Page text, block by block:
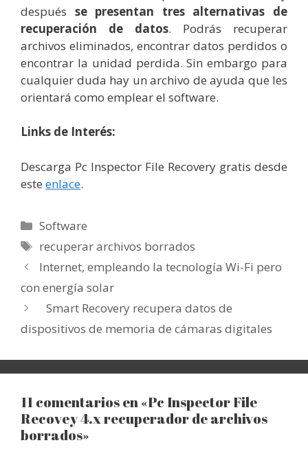
después se presentan tres alternativas de
recuperación de datos. Podrás recuperar
archivos eliminados, encontrar datos perdidos o
encontrar la unidad perdida. Sin embargo para
cualquier duda hay un archivo de ayuda que les
orientará como emplear el software.
Links de Interés:
Descarga Pc Inspector File Recovery gratis desde
este enlace.
Categorías
Software
Etiquetas
recuperar archivos borrados
Internet, empleando la tecnología Wi-Fi pero
con energía solar
Smart Recovery recupera datos de
dispositivos de memoria de cámaras digitales
11 comentarios en «Pc Inspector File
Recovey 4.x recuperador de archivos
borrados»